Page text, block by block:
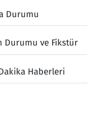
Durumu
Durumu ve Fikstür
Haberleri